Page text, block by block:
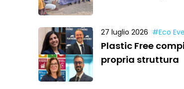
27 luglio 2026 #Eco
Plastic Free
propria struttura